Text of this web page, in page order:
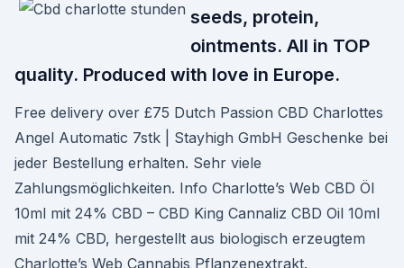
seeds, protein,
ointments. All in TOP
quality. Produced with love in Europe.
Free delivery over £75 Dutch Passion CBD Charlottes
Angel Automatic 7stk | Stayhigh GmbH Geschenke bei
jeder Bestellung erhalten. Sehr viele
Zahlungsmöglichkeiten. Info Charlotte’s Web CBD Öl
10ml mit 24% CBD – CBD King Cannaliz CBD Oil 10ml
mit 24% CBD, hergestellt aus biologisch erzeugtem
Charlotte’s Web Cannabis Pflanzenextrakt.